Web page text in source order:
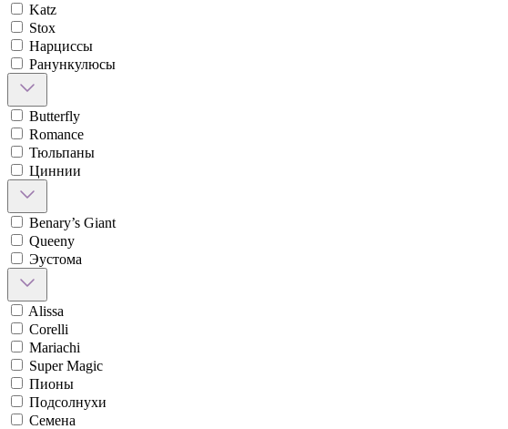
Katz
Stox
Нарциссы
Ранункулюсы
Butterfly
Romance
Тюльпаны
Циннии
Benary’s Giant
Queeny
Эустома
Alissa
Corelli
Mariachi
Super Magic
Пионы
Подсолнухи
Семена